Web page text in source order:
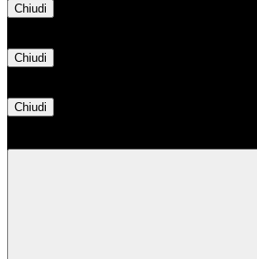
Chiudi
Chiudi
Chiudi